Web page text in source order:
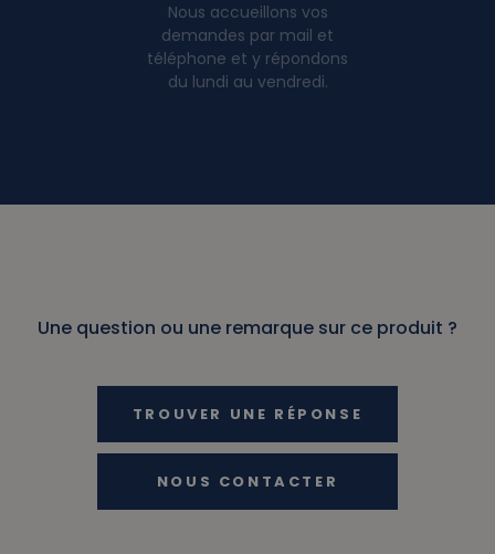
Nous accueillons vos
demandes par mail et
téléphone et y répondons
du lundi au vendredi.
Une question ou une remarque sur ce produit ?
TROUVER UNE RÉPONSE
NOUS CONTACTER